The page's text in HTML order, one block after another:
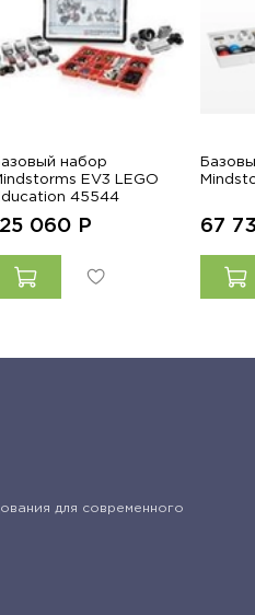
набор
EV3 LEGO
45544
060 Р 67
для современного